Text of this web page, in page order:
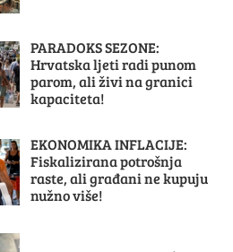
PARADOKS SEZONE:
Hrvatska ljeti radi punom
parom, ali živi na granici
kapaciteta!
EKONOMIKA INFLACIJE:
Fiskalizirana potrošnja
raste, ali građani ne kupuju
nužno više!